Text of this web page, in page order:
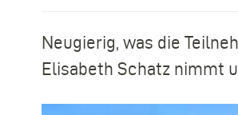
Neugierig, was die
Elisabeth Schatz nimmt